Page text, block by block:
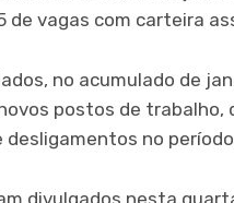
de vagas com carteira
no acumulado de
postos de trabalho,
desligamentos no
divulgados nesta